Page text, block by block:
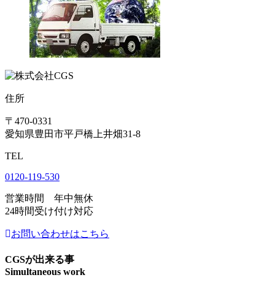
住所
〒470-0331
愛知県豊田市平戸橋上井畑31-8
TEL
0120-119-530
営業時間 年中無休
24時間受け付け対応
お問い合わせはこちら
CGSが出来る事
Simultaneous work